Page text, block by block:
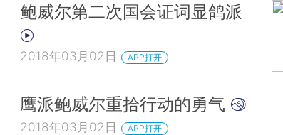
鲍威尔第二次国会证词显鸽派
2018年03月02日 APP打开
鹰派鲍威尔重拾行动的勇气
2018年03月02日 APP打开